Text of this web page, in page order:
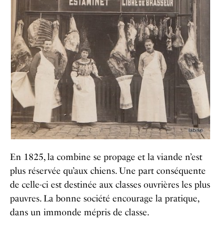
En 1825, la combine se propage et la viande n’est
plus réservée qu’aux chiens. Une part conséquente
de celle-ci est destinée aux classes ouvrières les plus
pauvres. La bonne société encourage la pratique,
dans un immonde mépris de classe.